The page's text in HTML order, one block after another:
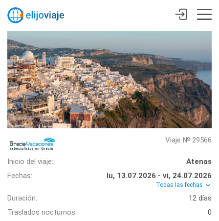
Viaje № 29566
Inicio del viaje:
Atenas
Fechas:
lu, 13.07.2026 - vi, 24.07.2026
Todas las fechas
Duración:
12 días
Traslados nocturnos:
0